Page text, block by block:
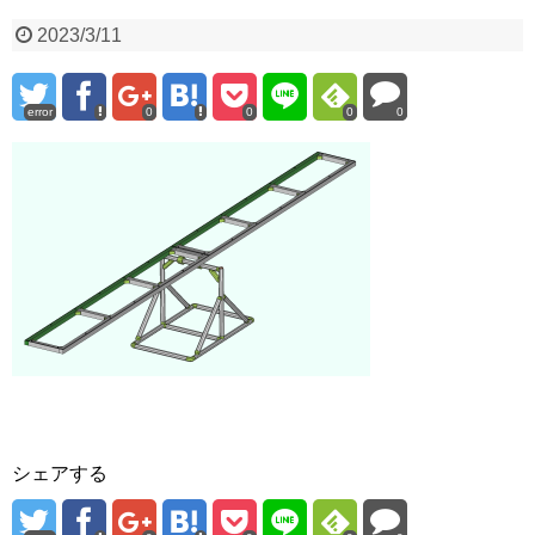
2023/3/11
error 0 0 0 0
シェアする